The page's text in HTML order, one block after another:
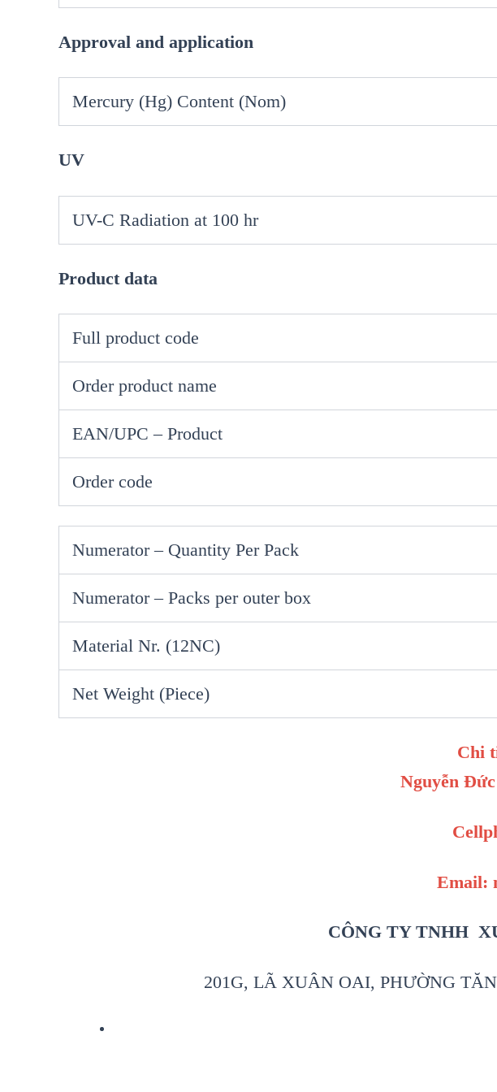
Approval and application
Mercury (Hg) Content (Nom)
UV
UV-C Radiation at 100 hr
Product data
Full product code
Order product name
EAN/UPC – Product
Order code
Numerator – Quantity Per Pack
Numerator – Packs per outer box
Material Nr. (12NC)
Net Weight (Piece)
Chi
Nguyễn
Email:
CÔNG TY TNHH
201G, LÃ XUÂN OAI, PHƯỜNG